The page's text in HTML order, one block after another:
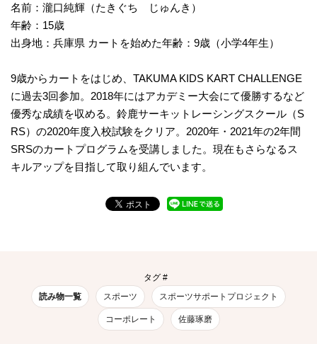
名前：瀧口純輝（たきぐち じゅんき）
年齢：15歳
出身地：兵庫県 カートを始めた年齢：9歳（小学4年生）
9歳からカートをはじめ、TAKUMA KIDS KART CHALLENGE
に過去3回参加。2018年にはアカデミー大会にて優勝するなど
優秀な成績を収める。鈴鹿サーキットレーシングスクール（S
RS）の2020年度入校試験をクリア。2020年・2021年の2年間
SRSのカートプログラムを受講しました。現在もさらなるス
キルアップを目指して取り組んでいます。
タグ #
読み物一覧
スポーツ スポーツサポートプロジェクト
コーポレート 佐藤琢磨